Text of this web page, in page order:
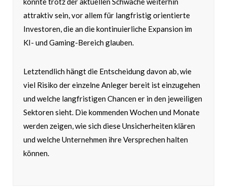
attraktiv sein, vor allem für langfristig orientierte
Investoren, die an die kontinuierliche Expansion im
KI- und Gaming-Bereich glauben.
Letztendlich hängt die Entscheidung davon ab, wie
viel Risiko der einzelne Anleger bereit ist einzugehen
und welche langfristigen Chancen er in den jeweiligen
Sektoren sieht. Die kommenden Wochen und Monate
werden zeigen, wie sich diese Unsicherheiten klären
und welche Unternehmen ihre Versprechen halten
können.